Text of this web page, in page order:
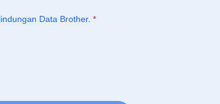
Data Brother. *